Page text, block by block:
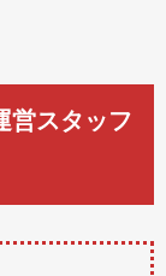
営スタッフ